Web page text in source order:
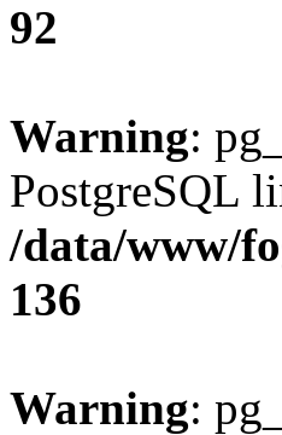
92
Warning:
PostgreSQL
/data/www/
136
Warning: